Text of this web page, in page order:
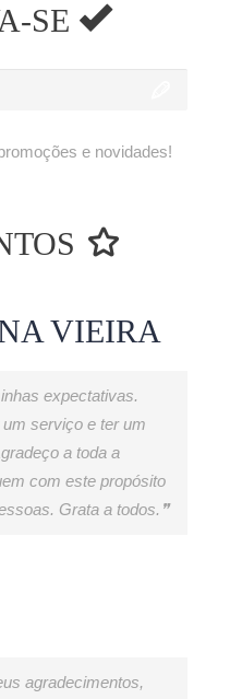
SE
e novidades!
VIEIRA
expectativas.
serviço e ter um
a toda a
com este propósito
Grata a todos.❞
agradecimentos,